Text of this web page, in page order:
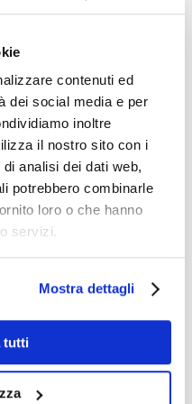
contenuti ed
dei social media e per
inoltre
il nostro sito con i
analisi dei dati web,
potrebbero combinarle
loro o che hanno
servizi.
Mostra dettagli
tutti
sono intrecciate
originali e
in un percorso
dieci mascotte,
da un unico
FBC.
tra sport e
centrale, questo
la scuola
di innovazione